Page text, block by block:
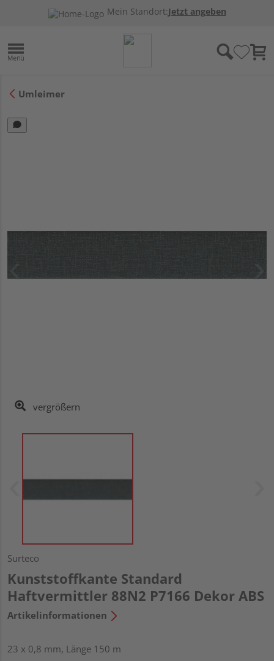
Mein Standort:Jetzt angeben
Umleimer
vergrößern
Surteco
Kunststoffkante Standard
Haftvermittler 88N2 P7166 Dekor ABS
Artikelinformationen
23 x 0,8 mm, Länge 150 m